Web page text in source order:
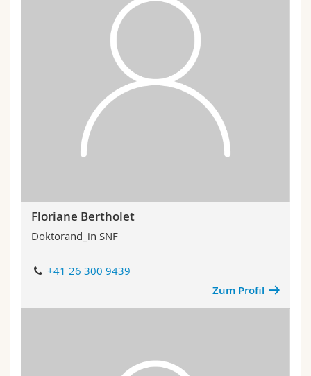
Floriane Bertholet
Doktorand_in SNF
+41 26 300 9439
Zum Profil